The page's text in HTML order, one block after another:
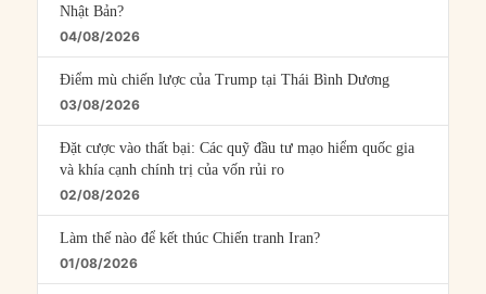
Nhật Bản?
04/08/2026
Điểm mù chiến lược của Trump tại Thái Bình Dương
03/08/2026
Đặt cược vào thất bại: Các quỹ đầu tư mạo hiểm quốc gia
và khía cạnh chính trị của vốn rủi ro
02/08/2026
Làm thế nào để kết thúc Chiến tranh Iran?
01/08/2026